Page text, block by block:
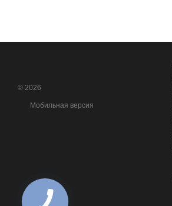
© 2026
Мобильная версия